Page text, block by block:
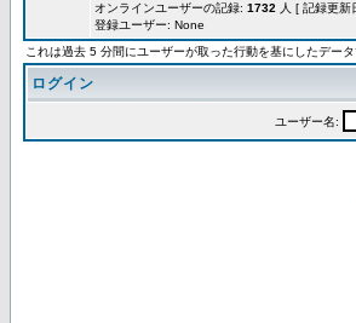
オンラインユーザーの記録: 1732 人 [ 記録更
登録ユーザー: None
これは過去 5 分間にユーザーが取った行動を基にしたデー
ログイン
ユーザー名: